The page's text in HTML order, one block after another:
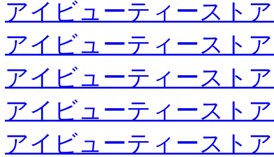
アイビューティースト
アイビューティースト
アイビューティースト
アイビューティースト
アイビューティースト